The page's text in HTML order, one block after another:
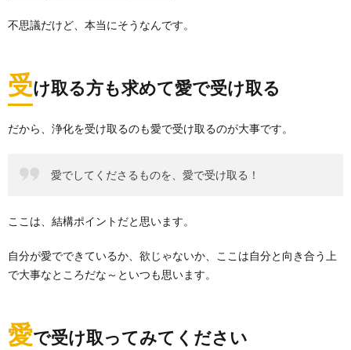
不思議だけど、本当にそうなんです。
受け取る方も求めて愛で受け取る
だから、浄化を受け取るのも愛で受け取るのが大事です。
愛でしてくださるものを、愛で受け取る！
ここは、結構ポイントだと思います。
自分が愛でできているか、欲じゃないか、ここは自分と向き合う上
で大事なところだな～といつも思います。
愛で受け取ってみてください